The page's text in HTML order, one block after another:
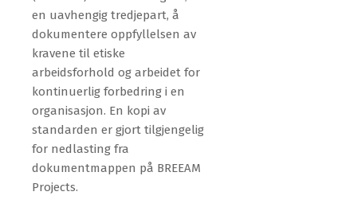
en uavhengig tredjepart, å
dokumentere oppfyllelsen av
kravene til etiske
arbeidsforhold og arbeidet for
kontinuerlig forbedring i en
organisasjon. En kopi av
standarden er gjort tilgjengelig
for nedlasting fra
dokumentmappen på BREEAM
Projects.